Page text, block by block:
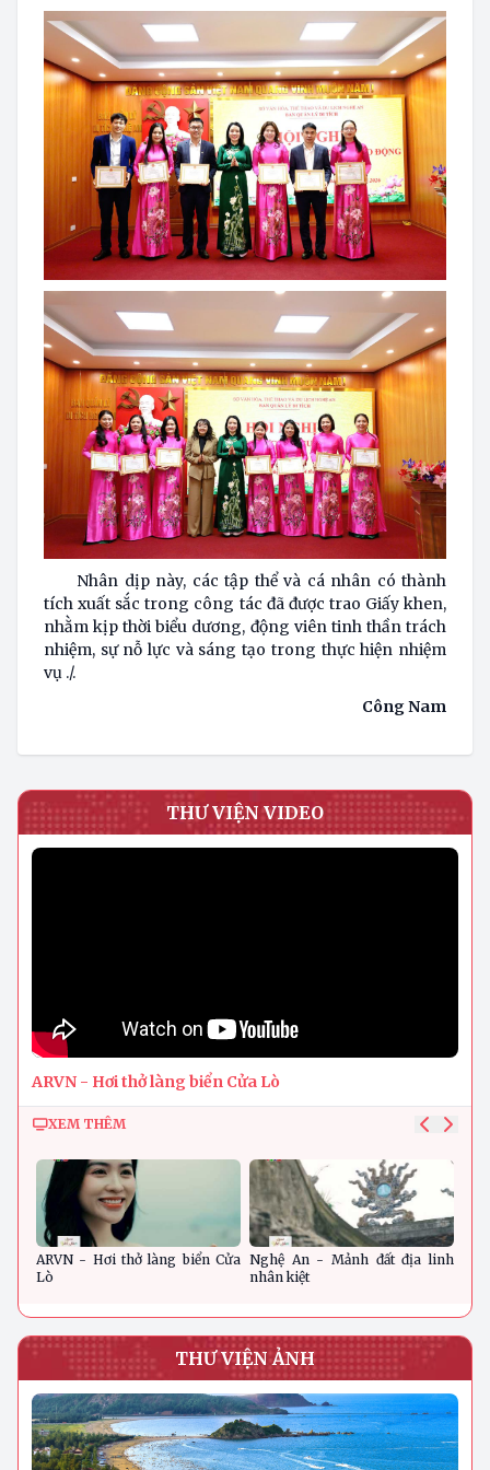
Nhân dịp này, các tập thể và cá nhân có thành
tích xuất sắc trong công tác đã được trao Giấy khen,
nhằm kịp thời biểu dương, động viên tinh thần trách
nhiệm, sự nỗ lực và sáng tạo trong thực hiện nhiệm
vụ ./.
Công Nam
THƯ VIỆN VIDEO
ARVN - Hơi thở làng biển Cửa Lò
XEM THÊM
ARVN - Hơi thở làng biển Cửa
Lò
Nghệ An - Mảnh đất địa linh
nhân kiệt
THƯ VIỆN ẢNH